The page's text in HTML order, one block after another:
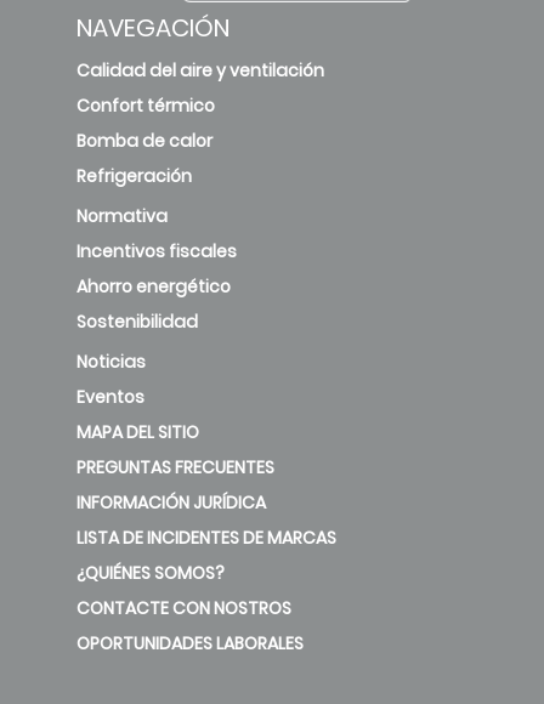
NAVEGACIÓN
Calidad del aire y ventilación
Confort térmico
Bomba de calor
Refrigeración
Normativa
Incentivos fiscales
Ahorro energético
Sostenibilidad
Noticias
Eventos
MAPA DEL SITIO
PREGUNTAS FRECUENTES
INFORMACIÓN JURÍDICA
LISTA DE INCIDENTES DE MARCAS
¿QUIÉNES SOMOS?
CONTACTE CON NOSTROS
OPORTUNIDADES LABORALES